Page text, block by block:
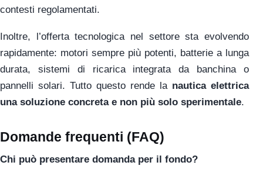
contesti regolamentati.
Inoltre, l’offerta tecnologica nel settore sta evolvendo
rapidamente: motori sempre più potenti, batterie a lunga
durata, sistemi di ricarica integrata da banchina o
pannelli solari. Tutto questo rende la nautica elettrica
una soluzione concreta e non più solo sperimentale.
Domande frequenti (FAQ)
Chi può presentare domanda per il fondo?